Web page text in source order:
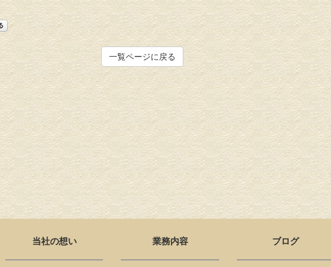
一覧ページに戻る
当社の想い 業務内容 ブログ